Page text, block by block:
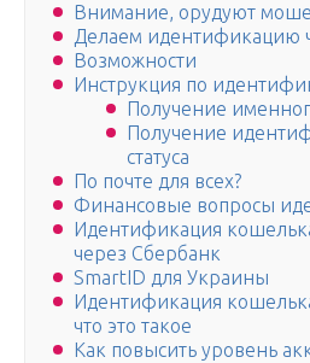
Внимание, орудуют
Делаем идентификацию
Возможности
Инструкция по
Получение
Получение
статуса
По почте для всех?
Финансовые вопросы
Идентификация
через Сбербанк
SmartID для Украины
Идентификация
что это такое
Как повысить уровень